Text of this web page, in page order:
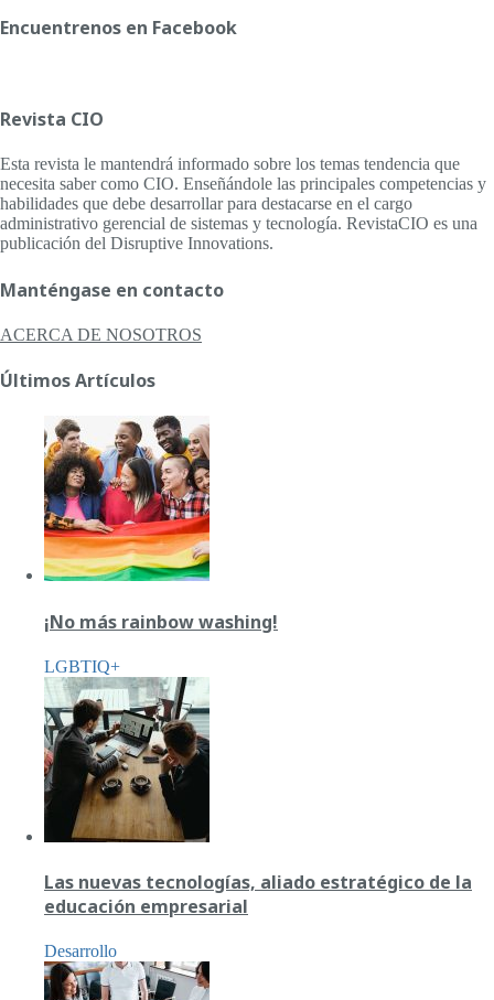
Encuentrenos en Facebook
Revista CIO
Esta revista le mantendrá informado sobre los temas tendencia que
necesita saber como CIO. Enseñándole las principales competencias y
habilidades que debe desarrollar para destacarse en el cargo
administrativo gerencial de sistemas y tecnología. RevistaCIO es una
publicación del Disruptive Innovations.
Manténgase en contacto
ACERCA DE NOSOTROS
Últimos Artículos
¡No más rainbow washing!
LGBTIQ+
Las nuevas tecnologías, aliado estratégico de la
educación empresarial
Desarrollo